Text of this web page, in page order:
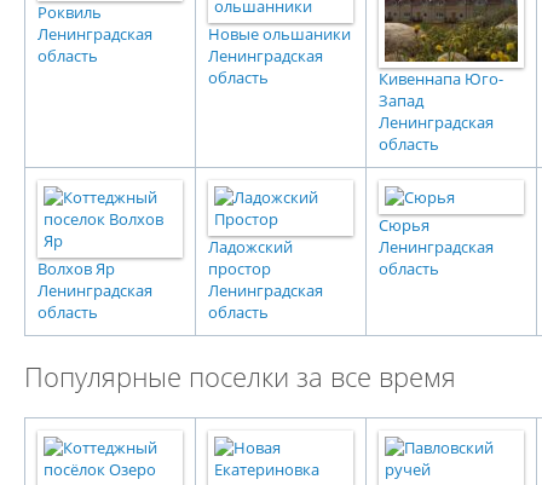
Роквиль
Ленинградская
область
Новые ольшаники
Ленинградская
область
Кивеннапа Юго-
Запад
Ленинградская
область
Волхов Яр
Ленинградская
область
Ладожский
простор
Ленинградская
область
Сюрья
Ленинградская
область
Популярные поселки за все время